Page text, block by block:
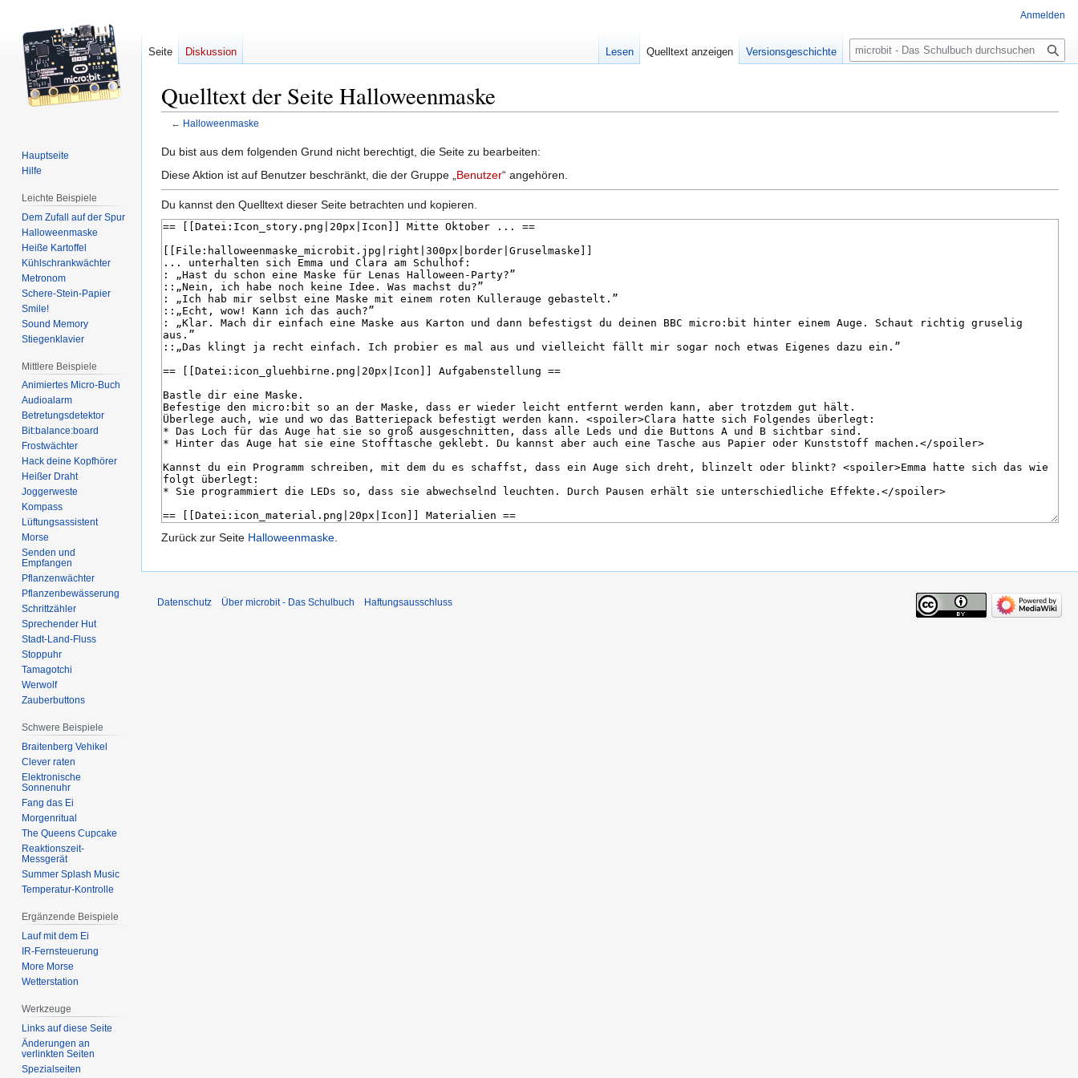
Quelltext der Seite Halloweenmaske
← Halloweenmaske
Zur
Navigation
Zur
Suche
Du bist aus dem folgenden Grund nicht berechtigt, die Seite zu bearbeiten:
Diese Aktion ist auf Benutzer beschränkt, die der Gruppe „ Benutzer“ angehören.
Du kannst den Quelltext dieser Seite betrachten und kopieren.
Zurück zur Seite Halloweenmaske.
Anmelden
Seite Diskussion Lesen Quelltext anzeigen Versionsgeschichte
Suche
Hauptseite
Hilfe
Leichte Beispiele
Dem Zufall auf der Spur
Halloweenmaske
Heiße Kartoffel
Kühlschrankwächter
Metronom
Schere-Stein-Papier
Smile!
Sound Memory
Stiegenklavier
Mittlere Beispiele
Animiertes Micro-Buch
Audioalarm
Betretungsdetektor
Bit:balance:board
Frostwächter
Hack deine Kopfhörer
Heißer Draht
Joggerweste
Kompass
Lüftungsassistent
Morse
Senden und
Empfangen
Pflanzenwächter
Pflanzenbewässerung
Schrittzähler
Sprechender Hut
Stadt-Land-Fluss
Stoppuhr
Tamagotchi
Werwolf
Zauberbuttons
Schwere Beispiele
Braitenberg Vehikel
Clever raten
Elektronische
Sonnenuhr
Fang das Ei
Morgenritual
The Queens Cupcake
Reaktionszeit-
Messgerät
Summer Splash Music
Temperatur-Kontrolle
Ergänzende Beispiele
Lauf mit dem Ei
IR-Fernsteuerung
More Morse
Wetterstation
Werkzeuge
Links auf diese Seite
Änderungen an
verlinkten Seiten
Spezialseiten
Datenschutz Über microbit - Das Schulbuch Haftungsausschluss